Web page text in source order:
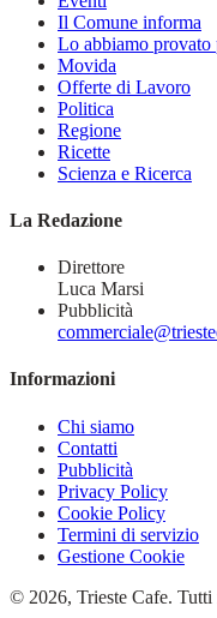
Il Comune informa
Lo abbiamo provato
Movida
Offerte di Lavoro
Politica
Regione
Ricette
Scienza e Ricerca
La Redazione
Direttore
Luca Marsi
Pubblicità
Informazioni
Chi siamo
Contatti
Pubblicità
Privacy Policy
Cookie Policy
Termini di servizio
Gestione Cookie
© 2026, Trieste Cafe.